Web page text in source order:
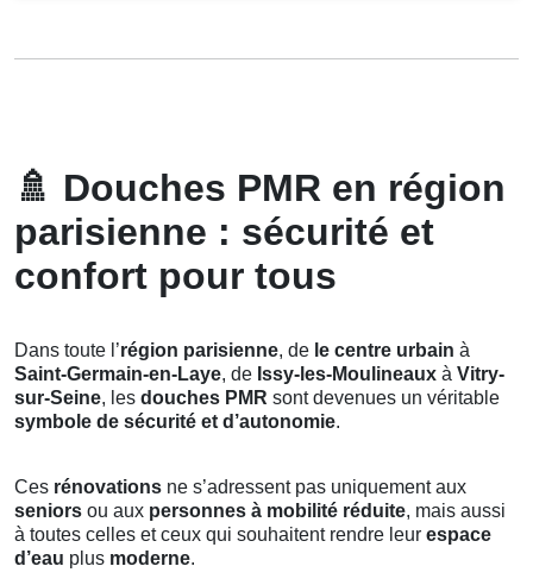
🚿 Douches PMR en région
parisienne : sécurité et
confort pour tous
Dans toute l’région parisienne, de le centre urbain à
Saint-Germain-en-Laye, de Issy-les-Moulineaux à Vitry-
sur-Seine, les douches PMR sont devenues un véritable
symbole de sécurité et d’autonomie.
Ces rénovations ne s’adressent pas uniquement aux
seniors ou aux personnes à mobilité réduite, mais aussi
à toutes celles et ceux qui souhaitent rendre leur espace
d’eau plus moderne.